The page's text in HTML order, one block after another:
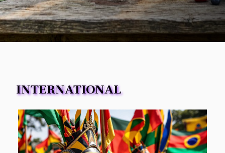
conservent la richesse originelle des fruits et
légumes, ce qui favorise une nutrition saine. Grâce
à la culture biologique, les ingrédients gardent une
INTERNATIONAL